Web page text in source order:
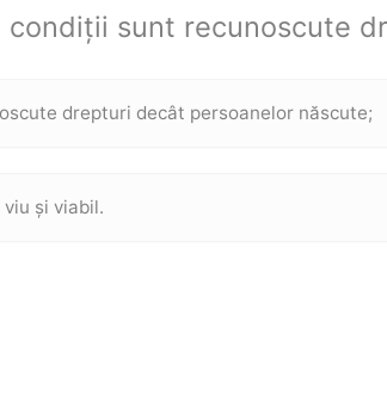
condiții sunt recunoscute
drepturi decât persoanelor născute;
și viabil.